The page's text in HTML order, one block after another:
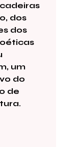
dos
dos
um
do
de